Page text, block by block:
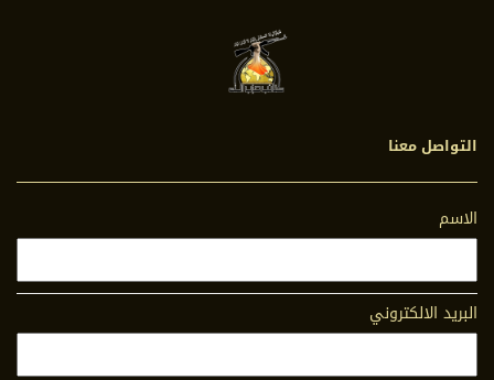
التواصل معنا
الاسم
البريد الالكتروني